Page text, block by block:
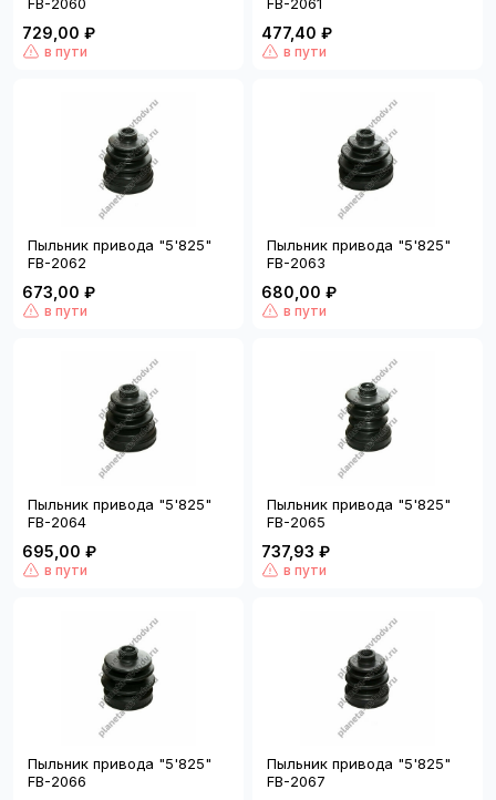
729,00 ₽
в пути
477,40 ₽
в пути
Пыльник привода "5'825"
FB-2062
673,00 ₽
в пути
Пыльник привода "5'825"
FB-2063
680,00 ₽
в пути
Пыльник привода "5'825"
FB-2064
695,00 ₽
в пути
Пыльник привода "5'825"
FB-2065
737,93 ₽
в пути
Пыльник привода "5'825"
FB-2066
Пыльник привода "5'825"
FB-2067